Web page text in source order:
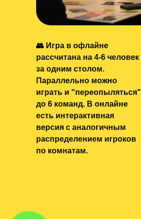
👥 Игра в офлайне
рассчитана на 4-6 человек
за одним столом.
Параллельно можно
играть и "переопыляться"
до 6 команд. В онлайне
есть интерактивная
версия с аналогичным
распределением игроков
по комнатам.